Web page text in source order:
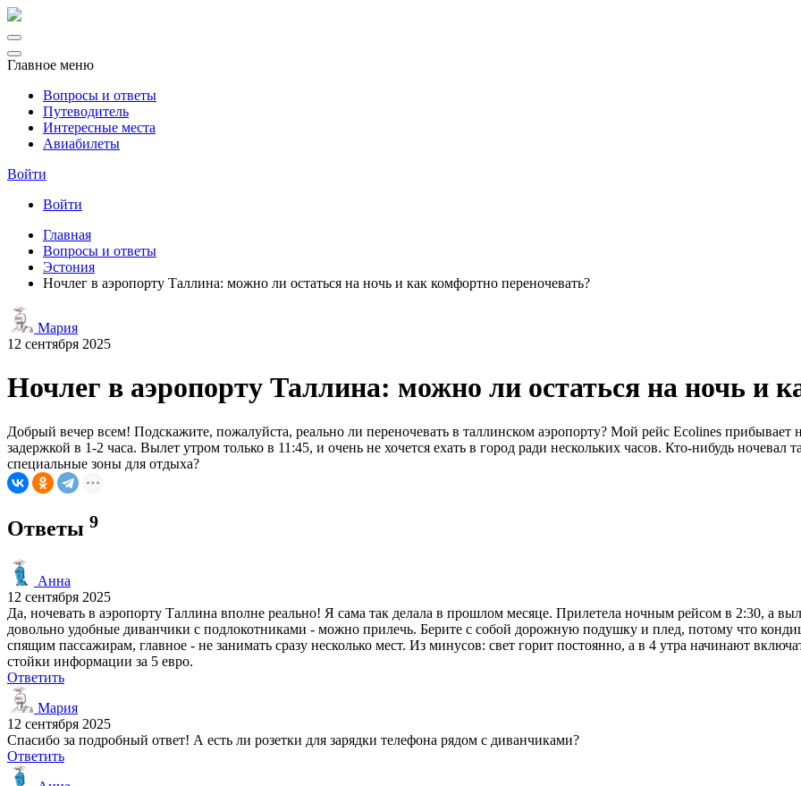
Главное меню
Вопросы и ответы
Путеводитель
Интересные места
Авиабилеты
Войти
Войти
Главная
Вопросы и ответы
Эстония
Ночлег в аэропорту Таллина: можно ли остаться на ночь и как комфортно переночевать?
Мария
12 сентября 2025
Ночлег в аэропорту Таллина: можно ли остаться на ночь и
Добрый вечер всем! Подскажите, пожалуйста, реально ли переночевать в таллинском аэропорту? Мой рейс Ecolines
задержкой в 1-2 часа. Вылет утром только в 11:45, и очень не хочется ехать в город ради нескольких часов. Кто-нибудь ночевал
специальные зоны для отдыха?
Ответы 9
Анна
12 сентября 2025
Да, ночевать в аэропорту Таллина вполне реально! Я сама так делала в прошлом месяце. Прилетела ночным рейсом в 2:30, а
довольно удобные диванчики с подлокотниками - можно прилечь. Берите с собой дорожную подушку и плед, потому что
спящим пассажирам, главное - не занимать сразу несколько мест. Из минусов: свет горит постоянно, а в 4 утра начинают
стойки информации за 5 евро.
Ответить
Мария
12 сентября 2025
Спасибо за подробный ответ! А есть ли розетки для зарядки телефона рядом с диванчиками?
Ответить